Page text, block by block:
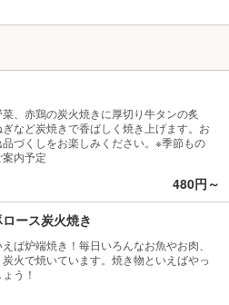
、赤鶏の炭火焼きに厚切り牛タンの炙
など炭焼きで香ばしく焼き上げます。お
づくしをお楽しみください。※季節もの
内予定
480円～
ース炭火焼き
ば炉端焼き！毎日いろんなお魚やお肉、
火で焼いています。焼き物といえばやっ
う！